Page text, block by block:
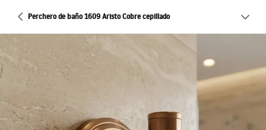
Perchero de baño 1609 Aristo Cobre cepillado